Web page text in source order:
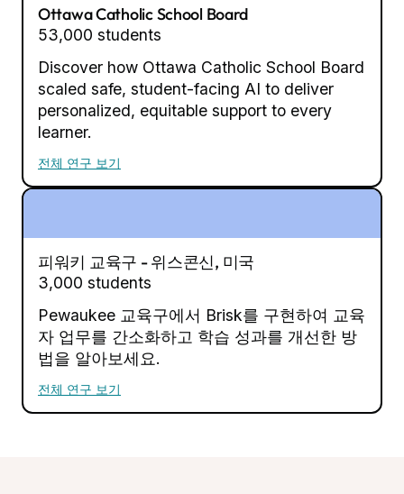
Ottawa Catholic School Board
53,000 students
Discover how Ottawa Catholic School Board
scaled safe, student-facing AI to deliver
personalized, equitable support to every
learner.
전체 연구 보기
피워키 교육구 - 위스콘신, 미국
3,000 students
Pewaukee 교육구에서 Brisk를 구현하여 교육
자 업무를 간소화하고 학습 성과를 개선한 방
법을 알아보세요.
전체 연구 보기